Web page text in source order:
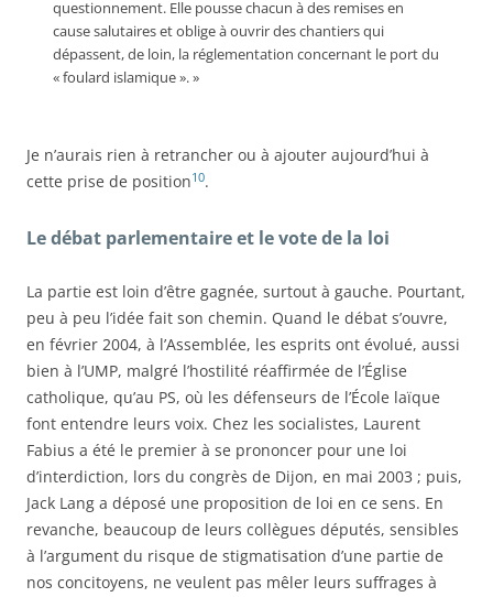
questionnement. Elle pousse chacun à des remises en
cause salutaires et oblige à ouvrir des chantiers qui
dépassent, de loin, la réglementation concernant le port du
« foulard islamique ». »
Je n’aurais rien à retrancher ou à ajouter aujourd’hui à
cette prise de position10.
Le débat parlementaire et le vote de la loi
La partie est loin d’être gagnée, surtout à gauche. Pourtant,
peu à peu l’idée fait son chemin. Quand le débat s’ouvre,
en février 2004, à l’Assemblée, les esprits ont évolué, aussi
bien à l’UMP, malgré l’hostilité réaffirmée de l’Église
catholique, qu’au PS, où les défenseurs de l’École laïque
font entendre leurs voix. Chez les socialistes, Laurent
Fabius a été le premier à se prononcer pour une loi
d’interdiction, lors du congrès de Dijon, en mai 2003 ; puis,
Jack Lang a déposé une proposition de loi en ce sens. En
revanche, beaucoup de leurs collègues députés, sensibles
à l’argument du risque de stigmatisation d’une partie de
nos concitoyens, ne veulent pas mêler leurs suffrages à